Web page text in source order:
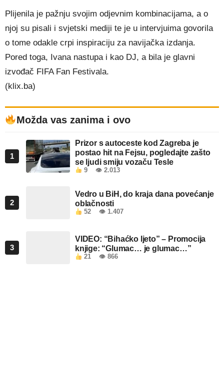
Plijenila je pažnju svojim odjevnim kombinacijama, a o
njoj su pisali i svjetski mediji te je u intervjuima govorila
o tome odakle crpi inspiraciju za navijačka izdanja.
Pored toga, Ivana nastupa i kao DJ, a bila je glavni
izvođač FIFA Fan Festivala.
(klix.ba)
Možda vas zanima i ovo
1
Prizor s autoceste kod Zagreba je
postao hit na Fejsu, pogledajte zašto
se ljudi smiju vozaču Tesle
9 👁 2.013
2
Vedro u BiH, do kraja dana povećanje
oblačnosti
52 👁 1.407
3
VIDEO: “Bihaćko ljeto” – Promocija
knjige: “Glumac… je glumac…”
21 👁 866